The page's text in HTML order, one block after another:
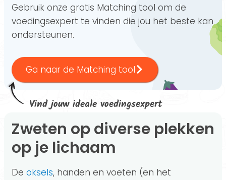
Gebruik onze gratis Matching tool om de
voedingsexpert te vinden die jou het beste kan
ondersteunen.
Ga naar de Matching tool
Vind jouw ideale voedingsexpert
Zweten op diverse plekken
op je lichaam
De oksels, handen en voeten (en het